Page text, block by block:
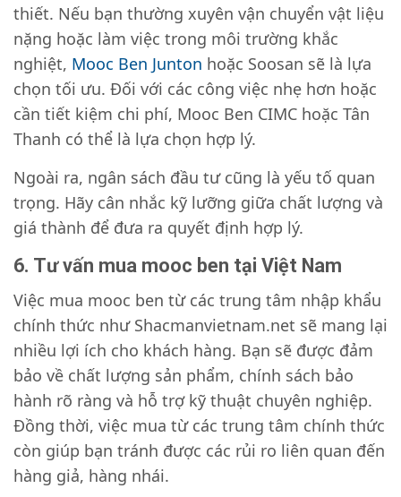
thiết. Nếu bạn thường xuyên vận chuyển vật liệu
nặng hoặc làm việc trong môi trường khắc
nghiệt, Mooc Ben Junton hoặc Soosan sẽ là lựa
chọn tối ưu. Đối với các công việc nhẹ hơn hoặc
cần tiết kiệm chi phí, Mooc Ben CIMC hoặc Tân
Thanh có thể là lựa chọn hợp lý.
Ngoài ra, ngân sách đầu tư cũng là yếu tố quan
trọng. Hãy cân nhắc kỹ lưỡng giữa chất lượng và
giá thành để đưa ra quyết định hợp lý.
6. Tư vấn mua mooc ben tại Việt Nam
Việc mua mooc ben từ các trung tâm nhập khẩu
chính thức như Shacmanvietnam.net sẽ mang lại
nhiều lợi ích cho khách hàng. Bạn sẽ được đảm
bảo về chất lượng sản phẩm, chính sách bảo
hành rõ ràng và hỗ trợ kỹ thuật chuyên nghiệp.
Đồng thời, việc mua từ các trung tâm chính thức
còn giúp bạn tránh được các rủi ro liên quan đến
hàng giả, hàng nhái.